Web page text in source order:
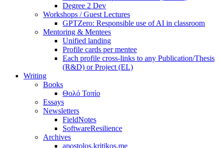
Degree 2 Dev
Workshops / Guest Lectures
GPTZero: Responsible use of AI in classroom
Mentoring & Mentees
Unified landing
Profile cards per mentee
Each profile cross-links to any Publication/Thesis
(R&D) or Project (EL)
Writing
Books
Θολό Τοπίο
Essays
Newsletters
FieldNotes
SoftwareResilience
Archives
apostolos.kritikos.me